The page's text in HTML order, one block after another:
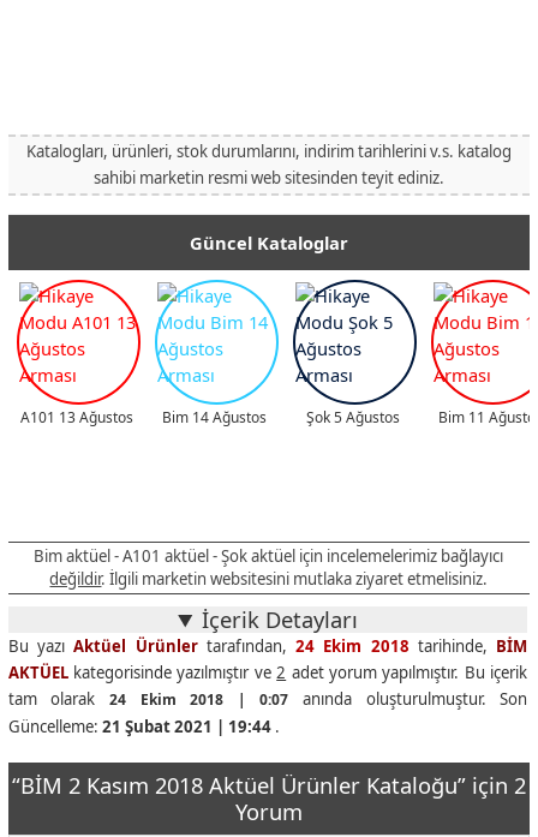
Katalogları, ürünleri, stok durumlarını, indirim tarihlerini v.s. katalog
sahibi marketin resmi web sitesinden teyit ediniz.
Güncel Kataloglar
A101 13 Ağustos Bim 14 Ağustos Şok 5 Ağustos Bim 11
Bim aktüel - A101 aktüel - Şok aktüel için incelemelerimiz bağlayıcı
değildir. İlgili marketin websitesini mutlaka ziyaret etmelisiniz.
İçerik Detayları
Bu yazıAktüel Ürünlertarafından,24 Ekim 2018 tarihinde, BİM
AKTÜELkategorisinde yazılmıştır ve2 adet yorum yapılmıştır. Bu içerik
tam olarak 24 Ekim 2018 | 0:07 anında oluşturulmuştur. Son
Güncelleme: 21 Şubat 2021 | 19:44.
“BİM 2 Kasım 2018 Aktüel Ürünler Kataloğu” için 2
Yorum